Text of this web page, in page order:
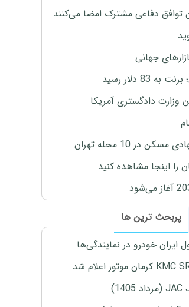
توافق دفاعی مشترک امضا می‌کنند
جهانی
دلار رسید
در 10 محله تهران
را اینجا مشاهده کنید
پربحث ترین ها